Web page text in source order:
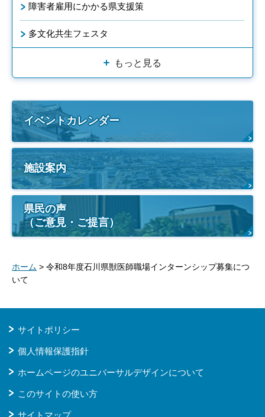
障害者雇用にかかる県支援策
多文化共生フェスタ
もっと見る
イベントカレンダー
施設案内
県民の声
（ご意見・ご提言）
ホーム > 令和8年度石川県獣医師職場インターンシップ募集につ
いて
サイトポリシー
個人情報保護指針
ホームページのユニバーサルデザインについて
このサイトの使い方
サイトマップ